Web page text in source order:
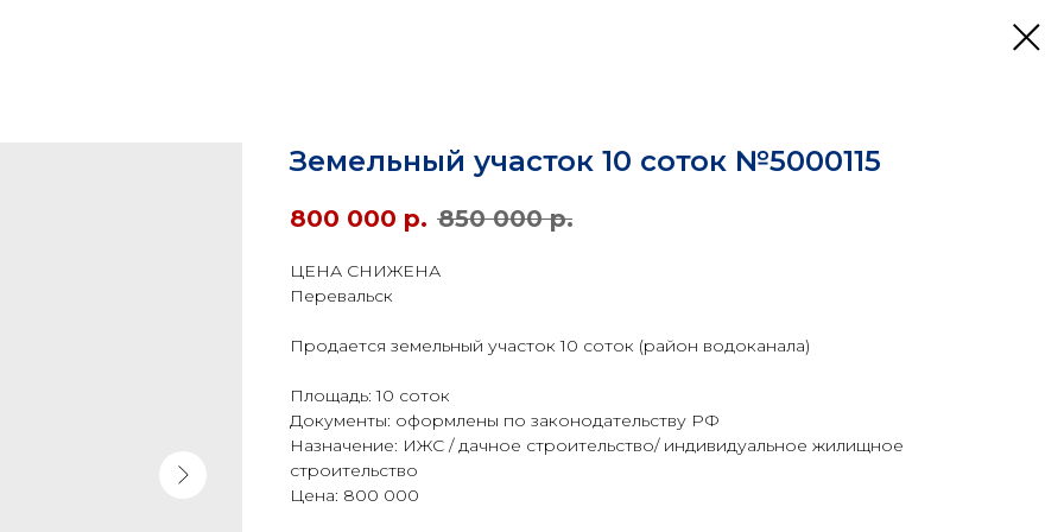
Земельный участок 10 соток №5000115
800 000 р. 850 000 р.
ЦЕНА СНИЖЕНА ️
Перевальск
Продается земельный участок 10 соток (район водоканала)
Площадь: 10 соток
Документы: оформлены по законодательству РФ
Назначение: ИЖС / дачное строительство/ индивидуальное жилищное
строительство
Цена: 800 000